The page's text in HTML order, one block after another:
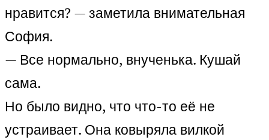
нравится? — заметила внимательная
София.
— Все нормально, внученька. Кушай
сама.
Но было видно, что что-то её не
устраивает. Она ковыряла вилкой